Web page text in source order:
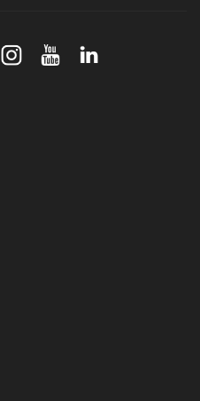
robótica FIRST 2026! (video)